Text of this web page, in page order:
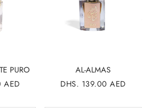
PURO
AED
AL-ALMAS
PRECIO
DHS. 139.00 AED